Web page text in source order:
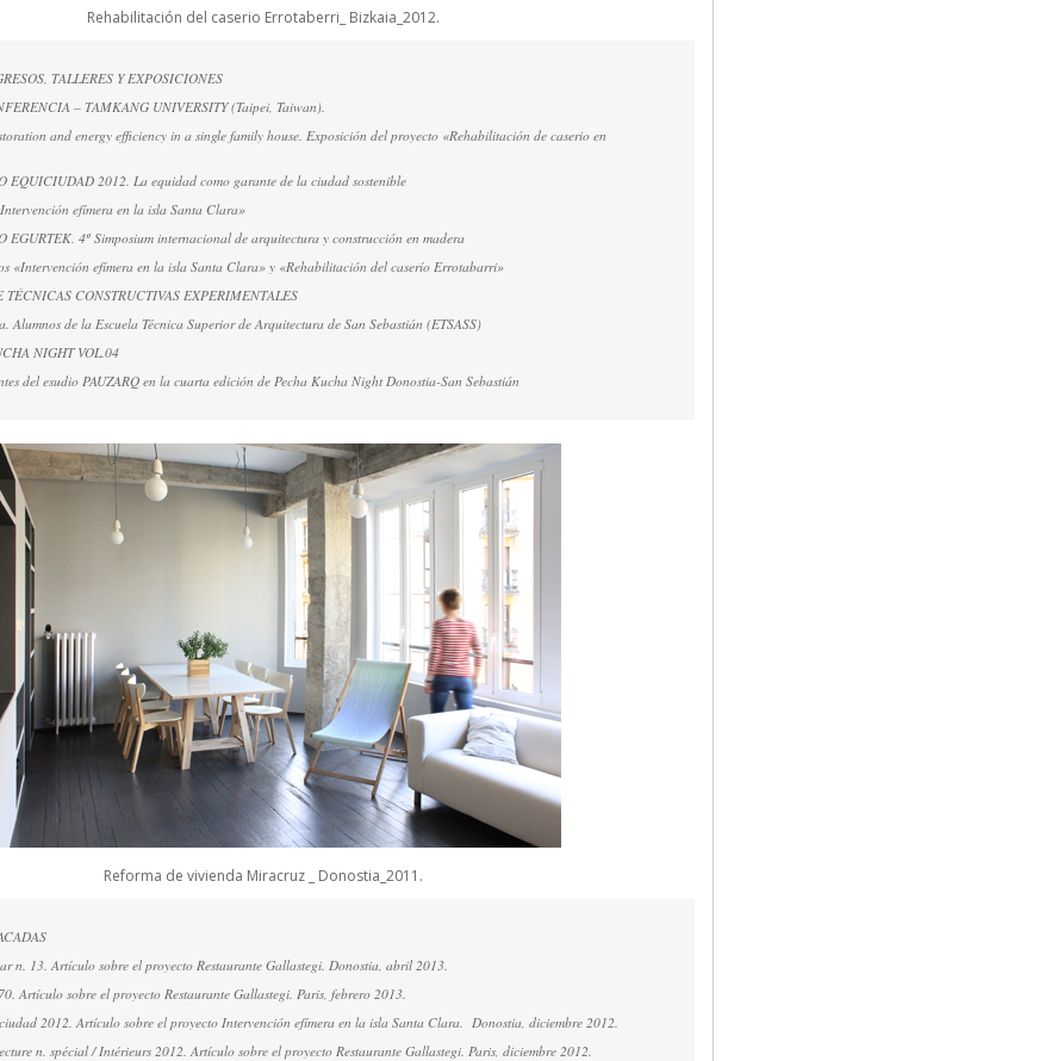
Rehabilitación del caserio Errotaberri_ Bizkaia_2012.
TALLERES Y EXPOSICIONES
– TAMKANG UNIVERSITY (Taipei, Taiwan).
and energy efficiency in a single family house. Exposición del proyecto «Rehabilitación de caserio en
EQUICIUDAD 2012. La equidad como garante de la ciudad sostenible
efímera en la isla Santa Clara»
EGURTEK. 4º Simposium internacional de arquitectura y construcción en madera
«Intervención efímera en la isla Santa Clara» y «Rehabilitación del caserío Errotabarri»
CONSTRUCTIVAS EXPERIMENTALES
Alumnos de la Escuela Técnica Superior de Arquitectura de San Sebastián (ETSASS)
NIGHT VOL.04
del esudio PAUZARQ en la cuarta edición de Pecha Kucha Night Donostia-San Sebastián
Reforma de vivienda Miracruz _ Donostia_2011.
n. 13. Artículo sobre el proyecto Restaurante Gallastegi. Donostia, abril 2013.
Artículo sobre el proyecto Restaurante Gallastegi. Paris, febrero 2013.
2012. Artículo sobre el proyecto Intervención efímera en la isla Santa Clara. Donostia, diciembre 2012.
n. spécial / Intérieurs 2012. Artículo sobre el proyecto Restaurante Gallastegi. Paris, diciembre 2012.